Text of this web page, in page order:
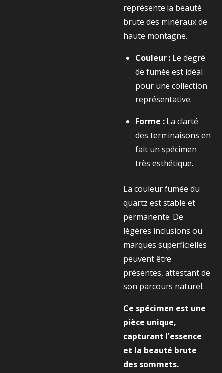
représente la beauté
brute des minéraux de
haute montagne.
Couleur : Le degré
de fumée est idéal
pour une collection
représentative.
Forme : La clarté
des terminaisons en
fait un spécimen
très esthétique.
La couleur fumée du
quartz est stable et
permanente. De
légères inclusions ou
marques superficielles
peuvent être
présentes, attestant de
son parcours naturel.
Ce spécimen est une
pièce unique,
capturant l'essence
et la beauté brute
des sommets.